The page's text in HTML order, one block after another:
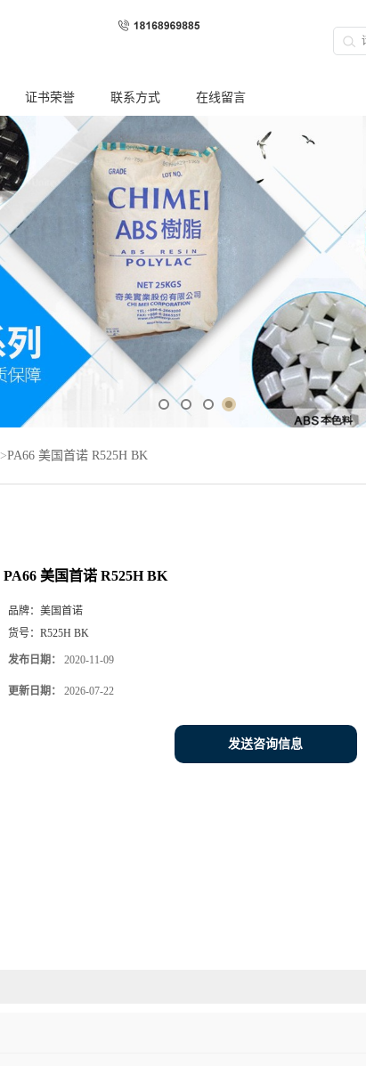
证书荣誉 联系方式 在线留言
>PA66 美国首诺 R525H BK
PA66 美国首诺 R525H BK
品牌： 美国首诺
货号： R525H BK
发布日期： 2020-11-09
更新日期： 2026-07-22
发送咨询信息